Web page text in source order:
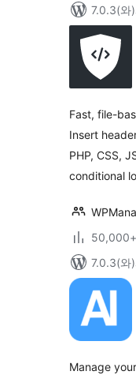
7.0.3(와
Fast, file-
Insert
PHP, CSS,
conditional
7.0.3(와
Manage